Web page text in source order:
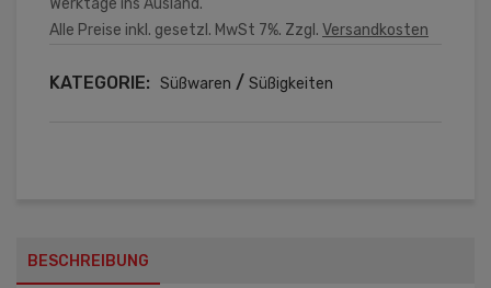
Werktage ins Ausland.
Alle Preise inkl. gesetzl. MwSt 7%. Zzgl. Versandkosten
KATEGORIE: Süßwaren / Süßigkeiten
BESCHREIBUNG